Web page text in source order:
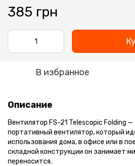
385 грн
В избранное
Описание
Вентилятор FS-21 Telescopic Folding
портативный вентилятор, который
использования дома, в офисе или в
складной конструкции он занимает
переносится.